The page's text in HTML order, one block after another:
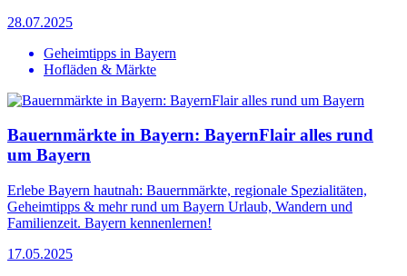
28.07.2025
Geheimtipps in Bayern
Hofläden & Märkte
Bauernmärkte in Bayern: BayernFlair alles rund
um Bayern
Erlebe Bayern hautnah: Bauernmärkte, regionale Spezialitäten,
Geheimtipps & mehr rund um Bayern Urlaub, Wandern und
Familienzeit. Bayern kennenlernen!
17.05.2025